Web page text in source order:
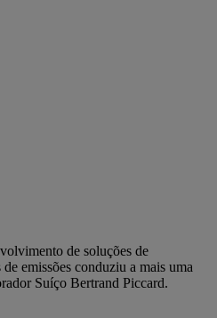
de soluções de
emissões conduziu a mais uma
Suíço Bertrand Piccard.